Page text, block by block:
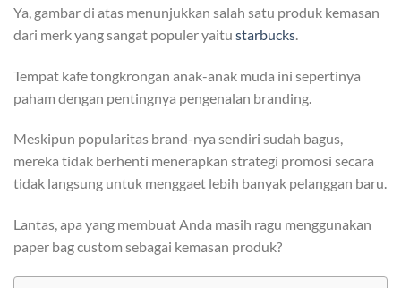
Ya, gambar di atas menunjukkan salah satu produk kemasan
dari merk yang sangat populer yaitu starbucks.
Tempat kafe tongkrongan anak-anak muda ini sepertinya
paham dengan pentingnya pengenalan branding.
Meskipun popularitas brand-nya sendiri sudah bagus,
mereka tidak berhenti menerapkan strategi promosi secara
tidak langsung untuk menggaet lebih banyak pelanggan baru.
Lantas, apa yang membuat Anda masih ragu menggunakan
paper bag custom sebagai kemasan produk?